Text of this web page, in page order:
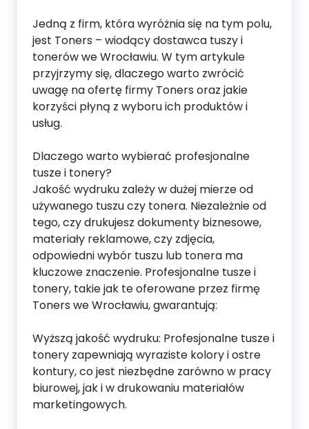
Jedną z firm, która wyróżnia się na tym polu,
jest Toners – wiodący dostawca tuszy i
tonerów we Wrocławiu. W tym artykule
przyjrzymy się, dlaczego warto zwrócić
uwagę na ofertę firmy Toners oraz jakie
korzyści płyną z wyboru ich produktów i
usług.
Dlaczego warto wybierać profesjonalne
tusze i tonery?
Jakość wydruku zależy w dużej mierze od
używanego tuszu czy tonera. Niezależnie od
tego, czy drukujesz dokumenty biznesowe,
materiały reklamowe, czy zdjęcia,
odpowiedni wybór tuszu lub tonera ma
kluczowe znaczenie. Profesjonalne tusze i
tonery, takie jak te oferowane przez firmę
Toners we Wrocławiu, gwarantują:
Wyższą jakość wydruku: Profesjonalne tusze i
tonery zapewniają wyraziste kolory i ostre
kontury, co jest niezbędne zarówno w pracy
biurowej, jak i w drukowaniu materiałów
marketingowych.